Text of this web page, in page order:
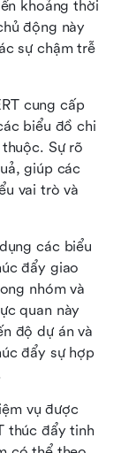
khoảng thời
động này
sự chậm trễ
cung cấp
biểu đồ chi
Sự rõ
giúp các
vai trò và
các biểu
đẩy giao
nhóm và
quan này
độ dự án và
đẩy sự hợp
vụ được
thúc đẩy tinh